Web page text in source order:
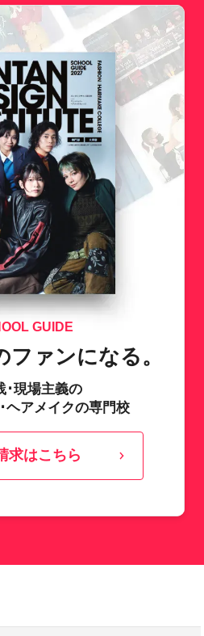
GUIDE
ァンになる。
･現場主義の
ヘアメイクの専門校
求はこちら